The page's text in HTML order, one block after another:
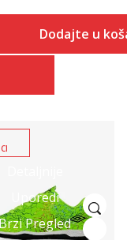
Dodajte u
Uporedi
Pregled